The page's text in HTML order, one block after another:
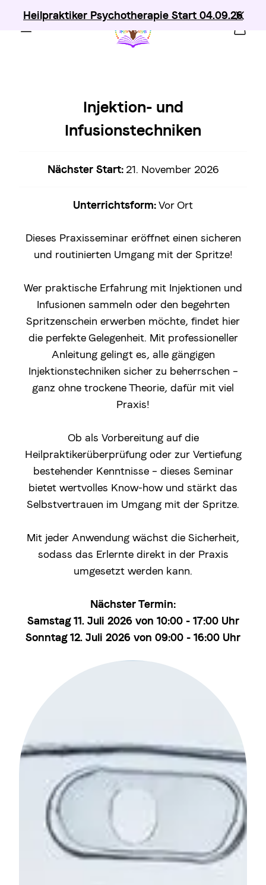
Heilpraktiker Psychotherapie Start 04.09.26
Injektion- und
Infusionstechniken
Nächster Start: 21. November 2026
Unterrichtsform:Vor Ort
Dieses Praxisseminar eröffnet einen sicheren
und routinierten Umgang mit der Spritze!
Wer praktische Erfahrung mit Injektionen und
Infusionen sammeln oder den begehrten
Spritzenschein erwerben möchte, findet hier
die perfekte Gelegenheit. Mit professioneller
Anleitung gelingt es, alle gängigen
Injektionstechniken sicher zu beherrschen –
ganz ohne trockene Theorie, dafür mit viel
Praxis!
Ob als Vorbereitung auf die
Heilpraktikerüberprüfung oder zur Vertiefung
bestehender Kenntnisse – dieses Seminar
bietet wertvolles Know-how und stärkt das
Selbstvertrauen im Umgang mit der Spritze.
Mit jeder Anwendung wächst die Sicherheit,
sodass das Erlernte direkt in der Praxis
umgesetzt werden kann.
Nächster Termin:
Samstag 11. Juli 2026 von 10:00 - 17:00 Uhr
Sonntag 12. Juli 2026 von 09:00 - 16:00 Uhr